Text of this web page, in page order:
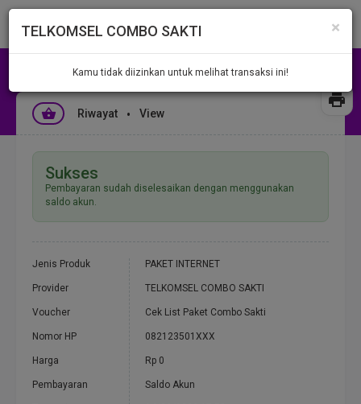
Riwayat Transaksi Transaksi #783227
Riwayat View
Sukses
Pembayaran sudah diselesaikan dengan menggunakan
saldo akun.
Jenis Produk PAKET INTERNET
Provider TELKOMSEL COMBO SAKTI
Voucher Cek List Paket Combo Sakti
Nomor HP 082123501XXX
Harga Rp 0
Pembayaran Saldo Akun
×
TELKOMSEL COMBO SAKTI
Kamu tidak diizinkan untuk melihat transaksi ini!